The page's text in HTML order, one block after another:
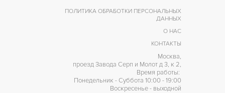
ПОЛИТИКА ОБРАБОТКИ ПЕРСОНАЛЬНЫХ
ДАННЫХ
О НАС
КОНТАКТЫ
Москва,
проезд Завода Серп и Молот д 3, к 2,
Время работы:
Понедельник - Суббота 10:00 - 19:00
Воскресенье - выходной